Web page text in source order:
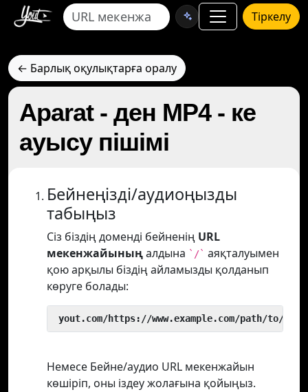
Тіркелу
← Барлық оқулықтарға оралу
Aparat - ден MP4 - ке
ауысу пішімі
Бейнеңізді/аудиоңызды
табыңыз
Сіз біздің доменді бейненің URL
мекенжайыныңалдына `/` аяқталуымен
қою арқылы біздің айламызды қолданып
көруге болады:
yout.com/https://www.example.com/path/to/
Немесе Бейне/аудио URL мекенжайын
көшіріп, оны іздеу жолағына қойыңыз.